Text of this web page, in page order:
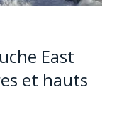
East
et hauts